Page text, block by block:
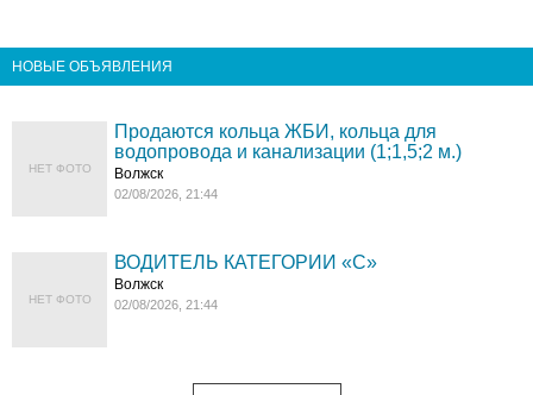
НОВЫЕ ОБЪЯВЛЕНИЯ
НЕТ ФОТО
Продаются кольца ЖБИ, кольца для
водопровода и канализации (1;1,5;2 м.)
Волжск
02/08/2026, 21:44
НЕТ ФОТО
ВОДИТЕЛЬ КАТЕГОРИИ «C»
Волжск
02/08/2026, 21:44